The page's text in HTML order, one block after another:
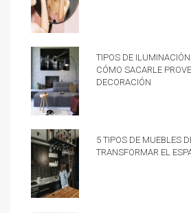
Tipos de
cómo sacarle
decoración
5 tipos de muebles
transformar el